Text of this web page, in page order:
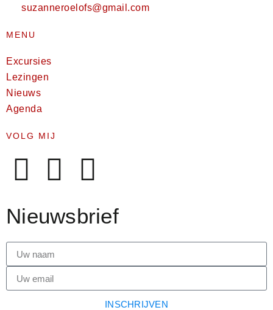
suzanneroelofs@gmail.com
MENU
Excursies
Lezingen
Nieuws
Agenda
VOLG MIJ
Nieuwsbrief
INSCHRIJVEN